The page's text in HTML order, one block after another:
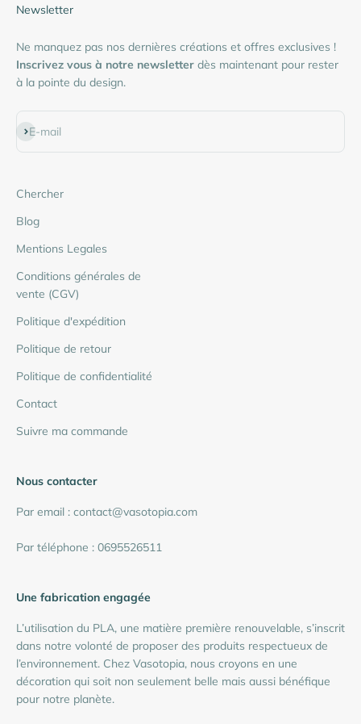
Newsletter
Ne manquez pas nos dernières créations et offres exclusives !
Inscrivez vous à notre newsletter dès maintenant pour rester
à la pointe du design.
E-mail
S'inscrire
Chercher
Blog
Mentions Legales
Conditions générales de
vente (CGV)
Politique d'expédition
Politique de retour
Politique de confidentialité
Contact
Suivre ma commande
Nous contacter
Par email : contact@vasotopia.com
Par téléphone : 0695526511
Une fabrication engagée
L’utilisation du PLA, une matière première renouvelable, s’inscrit
dans notre volonté de proposer des produits respectueux de
l’environnement. Chez Vasotopia, nous croyons en une
décoration qui soit non seulement belle mais aussi bénéfique
pour notre planète.